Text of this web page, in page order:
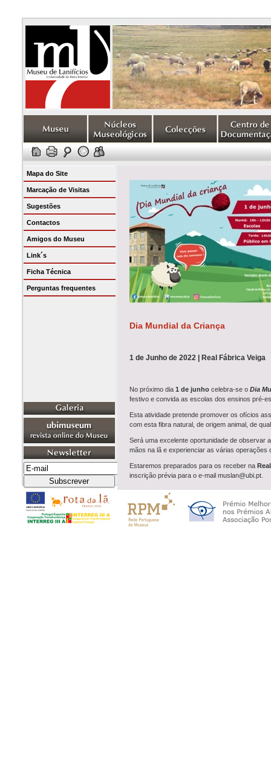
Mapa do Site
Marcação de Visitas
Sugestões
Contactos
Amigos do Museu
Link´s
Ficha Técnica
Perguntas frequentes
Dia Mundial da Criança
1 de Junho de 2022 | Real Fábrica Veiga
No próximo dia 1 de junhocelebra-se o Dia
festivo e convida as escolas dos ensinos pré-
Esta atividade pretende promover os ofícios
com esta fibra natural, de origem animal, de
Será uma excelente oportunidade de observar
mãos na lã e experienciar as várias operações
Estaremos preparados para os receber na
inscrição prévia para o e-mail muslan@ubi.pt.
Para a inscriçãohá que indicar os seguintes
10h00 - 12h30: Escolas: nome da
número de crianças.